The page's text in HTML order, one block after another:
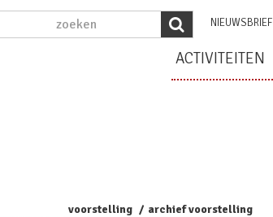
NIEUWSBRIEF
ACTIVITEITEN
voorstelling archief voorstelling